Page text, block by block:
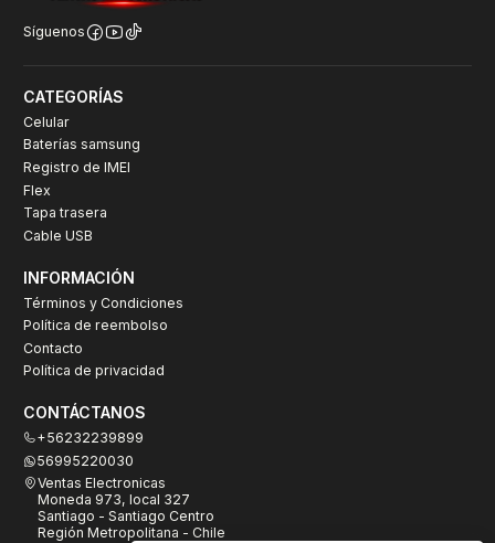
Síguenos
CATEGORÍAS
Celular
Baterías samsung
Registro de IMEI
Flex
Tapa trasera
Cable USB
INFORMACIÓN
Términos y Condiciones
Política de reembolso
Contacto
Política de privacidad
CONTÁCTANOS
+56232239899
56995220030
Ventas Electronicas
Moneda 973, local 327
Santiago - Santiago Centro
Región Metropolitana - Chile